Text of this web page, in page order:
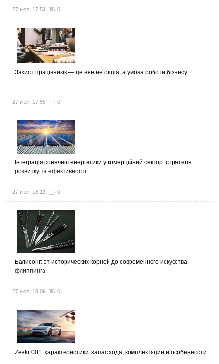
27 июл, 17:53 0
Захист працівників — це вже не опція, а умова роботи бізнесу
27 июл, 17:55 0
Інтеграція сонячної енергетики у комерційний сектор: стратегія
розвитку та ефективності
27 июл, 18:12 0
Балисонг: от исторических корней до современного искусства
флиппинга
27 июл, 19:06 0
Zeekr 001: характеристики, запас хода, комплектации и особенности